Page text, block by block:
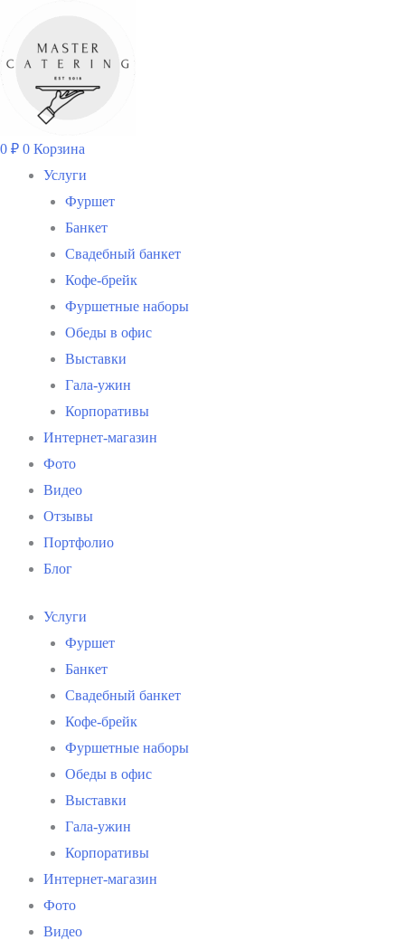
содержимому
0 ₽ 0 Корзина
Услуги
Фуршет
Банкет
Свадебный банкет
Кофе-брейк
Фуршетные наборы
Обеды в офис
Выставки
Гала-ужин
Корпоративы
Интернет-магазин
Фото
Видео
Отзывы
Портфолио
Блог
Услуги
Фуршет
Банкет
Свадебный банкет
Кофе-брейк
Фуршетные наборы
Обеды в офис
Выставки
Гала-ужин
Корпоративы
Интернет-магазин
Фото
Видео